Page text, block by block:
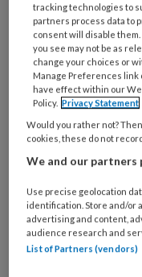
Wat
is
je
e-
mailadres?
* *
Kies
je
wachtwoord*
Kies
je
functie
Bij
welke
organisatie
tracking technologies to
partners process data to
consent will disable
you see may not be as
change your choices or
Manage Preferences link
have effect within our
Policy. Privacy Statement
Would you rather not?
cookies, these do not
We and our
Use precise geolocation
identification. Store and/or
advertising and content,
audience research and
List of Partners (vendors)